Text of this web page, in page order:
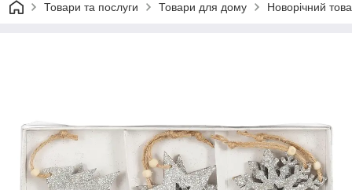
Товари та послуги Товари для дому Новорічний